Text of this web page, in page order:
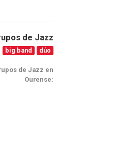
de Jazz
big band dúo
de Jazz en
Ourense: